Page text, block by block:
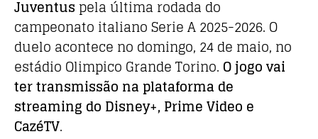
Juventus pela última rodada do
campeonato italiano Serie A 2025-2026. O
duelo acontece no domingo, 24 de maio, no
estádio Olimpico Grande Torino. O jogo vai
ter transmissão na plataforma de
streaming do Disney+, Prime Video e
CazéTV.